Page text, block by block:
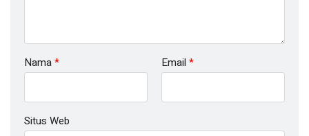
Nama* Email *
Situs Web